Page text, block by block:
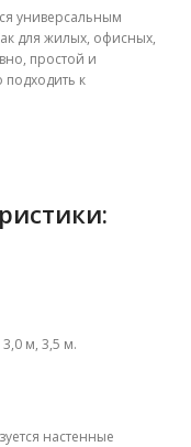
универсальным
для жилых, офисных,
простой и
к
м, 3,5 м.
настенные